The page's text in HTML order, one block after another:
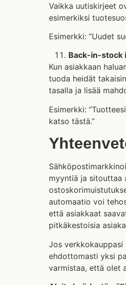
Vaikka uutiskirjeet
esimerkiksi
Esimerkki: ”Uudet
Back-in-stock
Kun asiakkaan
tuoda heidät
tasalla ja lisää
Esimerkki:
katso tästä.”
myyntiä ja sitouttaa
automaatio voi
että asiakkaat
pitkäkestoisia
Jos
ehdottomasti yksi
varmistaa, että olet